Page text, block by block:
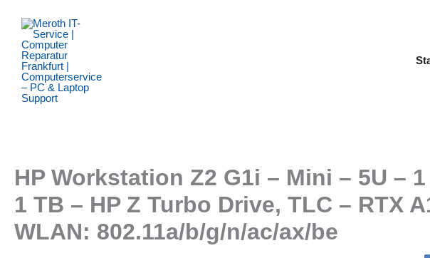
Inhalt
springen
HP Workstation Z2 G1i – Mini – 5U –
1 TB – HP Z Turbo Drive, TLC – RTX
WLAN: 802.11a/b/g/n/ac/ax/be